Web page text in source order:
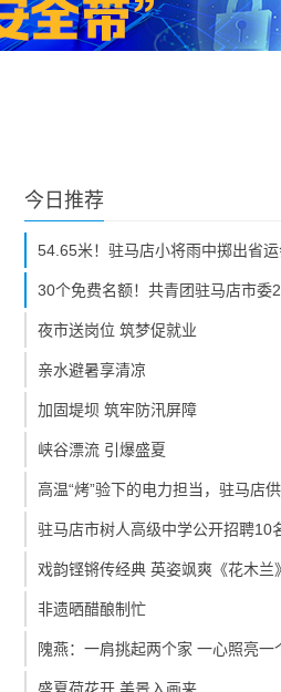
今日推荐
54.65米！驻马店小将雨中掷出省
30个免费名额！共青团驻马店市委
夜市送岗位 筑梦促就业
亲水避暑享清凉
加固堤坝 筑牢防汛屏障
峡谷漂流 引爆盛夏
高温“烤”验下的电力担当，驻马店
驻马店市树人高级中学公开招聘10
戏韵铿锵传经典 英姿飒爽《花木兰》
非遗晒醋酿制忙
隗燕：一肩挑起两个家 一心照亮一